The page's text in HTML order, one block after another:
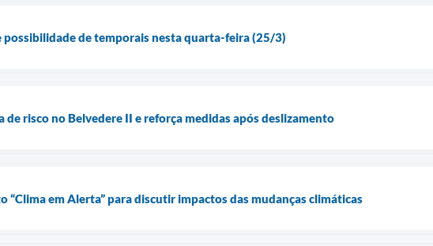
possibilidade de temporais nesta quarta-feira (25/3)
de risco no Belvedere II e reforça medidas após deslizamento
“Clima em Alerta” para discutir impactos das mudanças climáticas